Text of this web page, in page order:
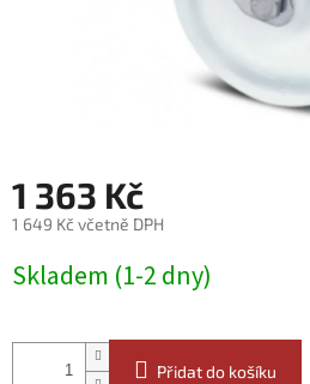
1 363 Kč
1 649 Kč včetně DPH
cena:
Skladem (1-2 dny)
Přidat do košíku